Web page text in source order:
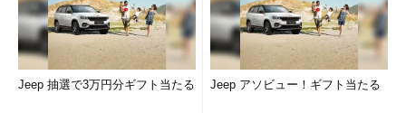
Jeep 抽選で3万円分ギフト当たる Jeep アソビュー！ギフト当たる